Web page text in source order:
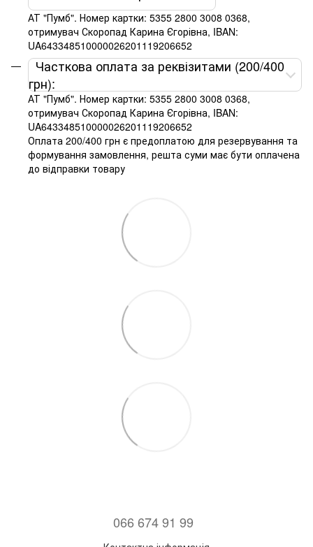
АТ "Пумб". Номер картки: 5355 2800 3008 0368,
отримувач Скоропад Карина Єгорівна, IBAN:
UA643348510000026201119206652
Часткова оплата за реквізитами (200/400
грн):
АТ "Пумб". Номер картки: 5355 2800 3008 0368,
отримувач Скоропад Карина Єгорівна, IBAN:
UA643348510000026201119206652
Оплата 200/400 грн є предоплатою для резервування та
формування замовлення, решта суми має бути оплачена
до відправки товару
066 674 91 99